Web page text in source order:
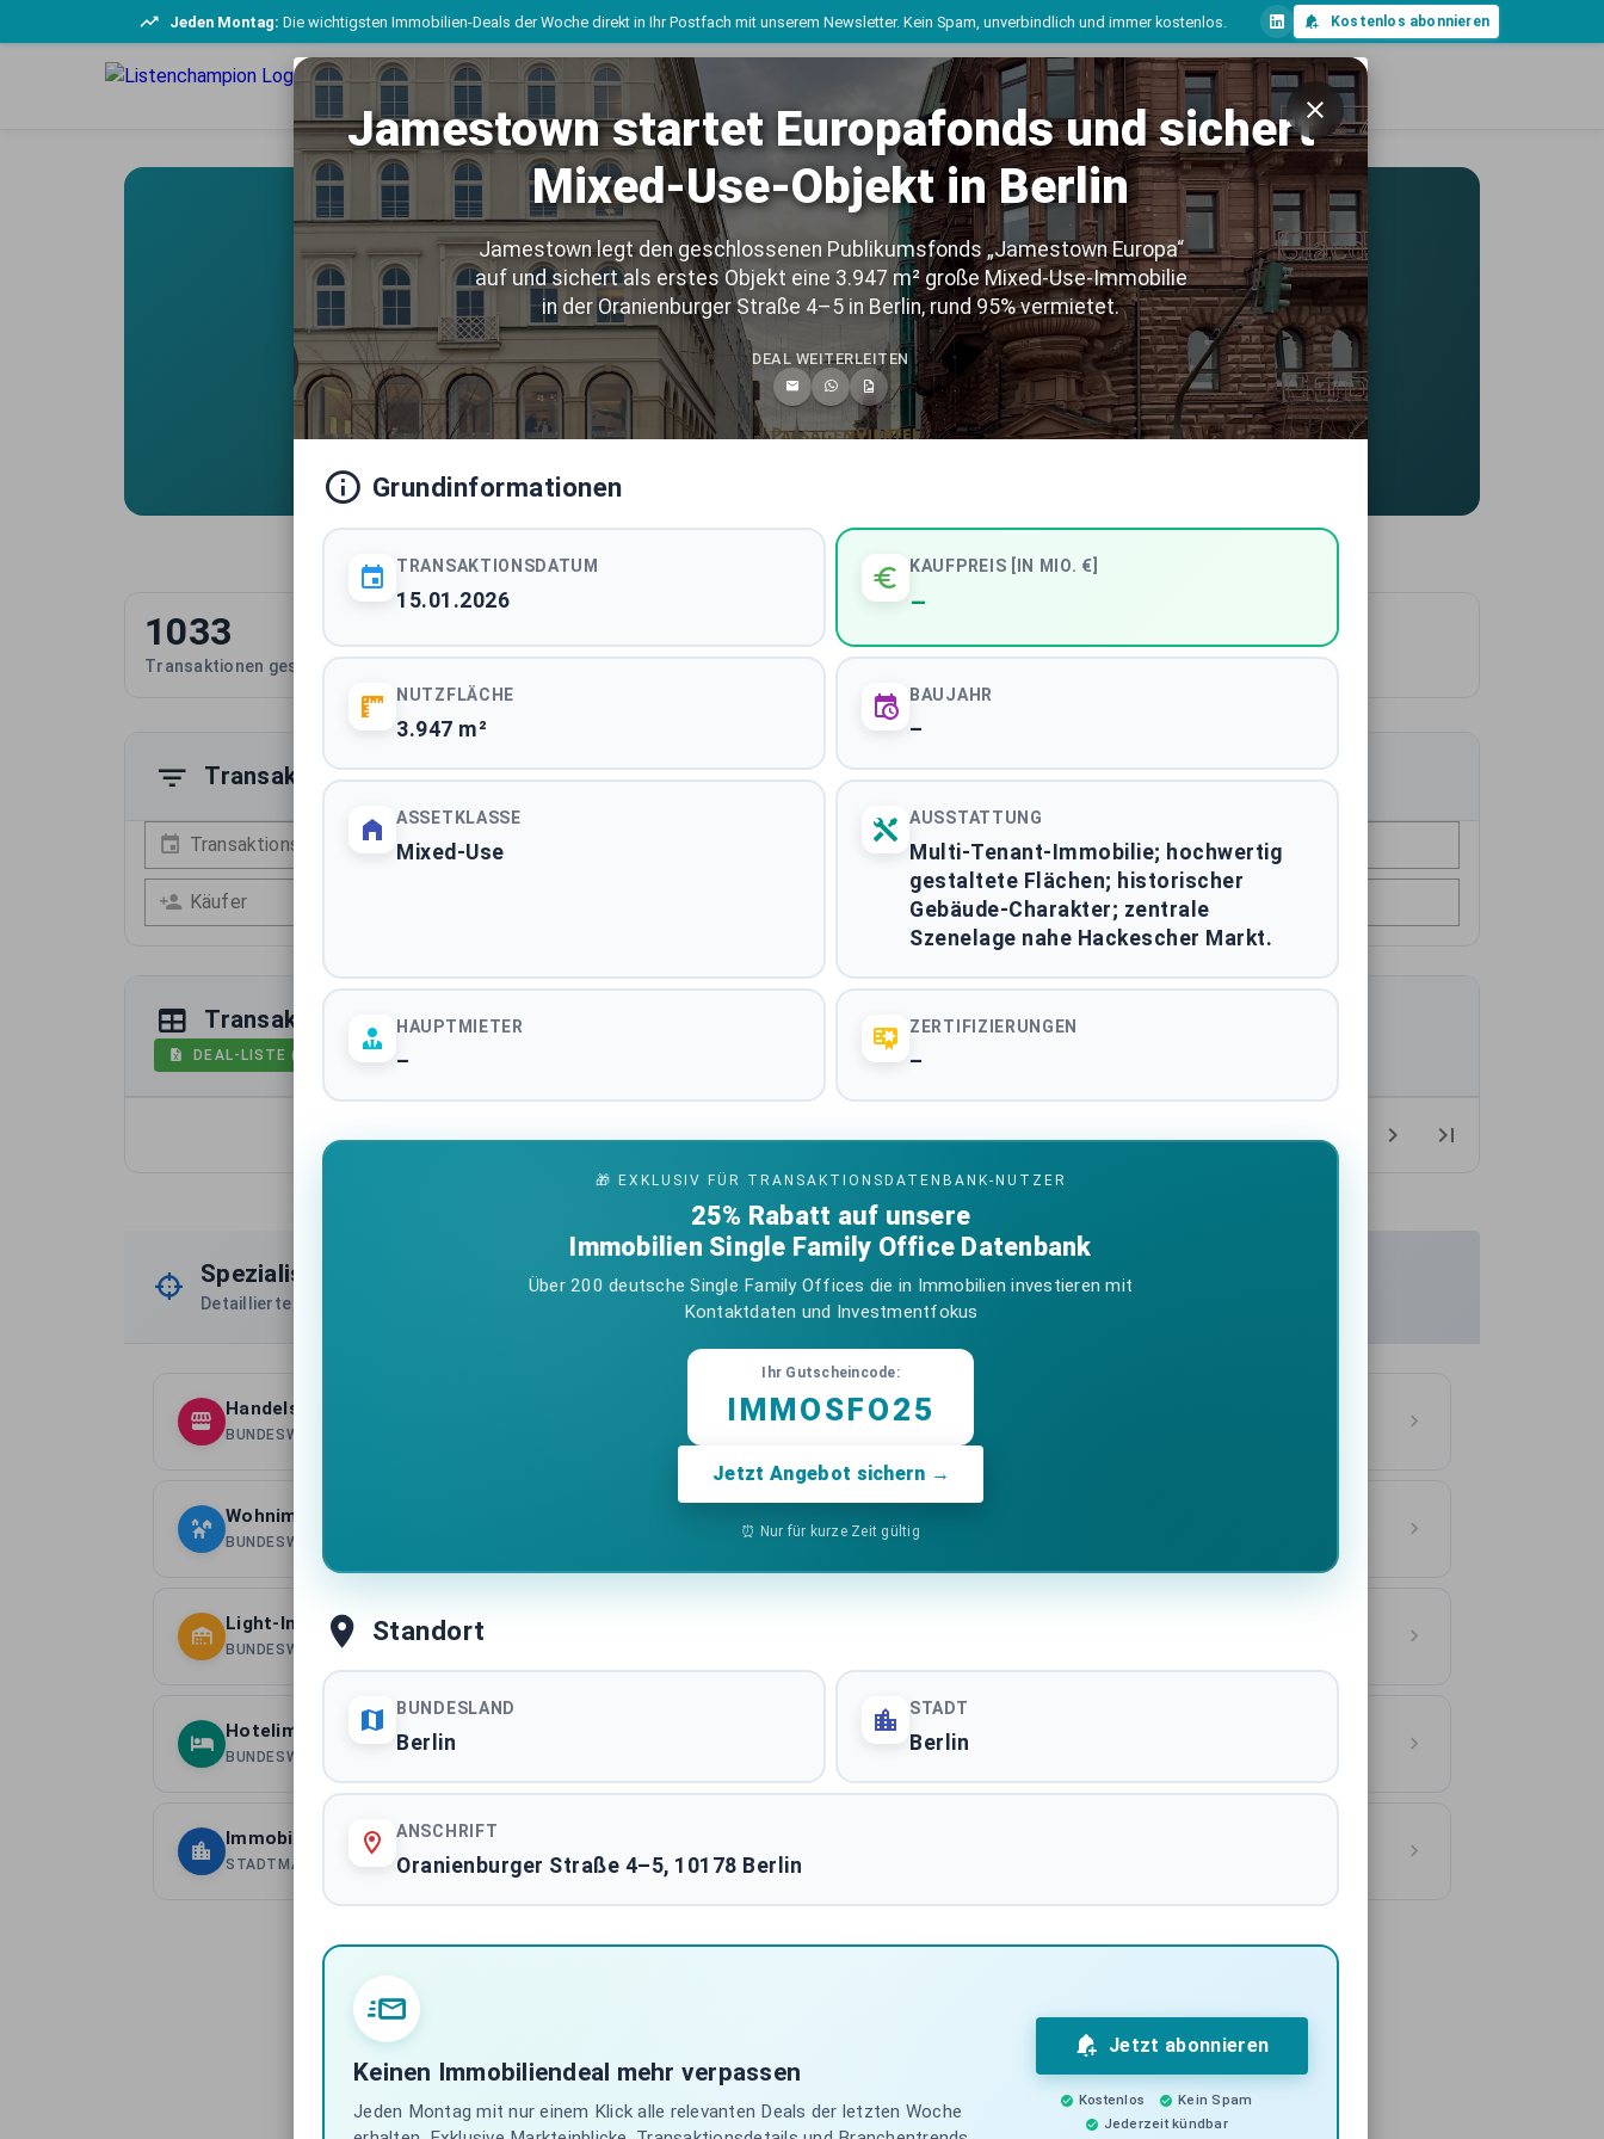
Jeden Montag: Die wichtigsten Immobilien-Deals der Woche direkt in Ihr Postfach mit unserem Newsletter. Kein Spam, unverbindlich und immer kostenlos. Kostenlos abonnieren
Deutschlands führende
Immobilientransaktions-Datenbank
Exklusive Einblicke in die wichtigsten Immobiliendeals ab 2025. Umfassend recherchiert
vom erfahrenen Listenchampion.de Team, täglich aktualisiert, kostenlos zugänglich.
1033 430+ 641+
1033
Transaktionen gesamt
430
Städte
Transaktionen filtern
Transaktionsdatum Bundesland Stadt
Käufer Ausstattung Baujahr
Transaktionsdaten
DEAL-LISTE (AUSWAHL MIT 1033 EINTRÄGEN) ANFORDERN DEAL-UPDATES ABONNIEREN
10
Spezialisierte Marktberichte
Detaillierte Analysen nach Assetklassen und Regionen
Handelsimmobilien Deutschland
BUNDESWEITE ASSETKLASSE
Büroimmobilien Deutschland
BUNDESWEITE ASSETKLASSE
Wohnimmobilien Deutschland
BUNDESWEITE ASSETKLASSE BUNDESWEITE ASSETKLASSE
Light-Industrial Immobilien Deutschland
BUNDESWEITE ASSETKLASSE
Hotelimmobilien Deutschland
BUNDESWEITE ASSETKLASSE
Pflegeimmobilien Deutschland
Immobilientransaktionen Berlin
STADTMARKT
Jamestown startet Europafonds und sichert
Mixed-Use-Objekt in Berlin
Jamestown legt den geschlossenen Publikumsfonds „Jamestown Europa“
auf und sichert als erstes Objekt eine 3.947 m² große Mixed-Use-Immobilie
in der Oranienburger Straße 4–5 in Berlin, rund 95% vermietet.
DEAL WEITERLEITEN
Grundinformationen
TRANSAKTIONSDATUM
15.01.2026
KAUFPREIS [IN MIO. €]
–
NUTZFLÄCHE
3.947 m²
BAUJAHR
–
ASSETKLASSE
Mixed-Use
AUSSTATTUNG
Multi-Tenant-Immobilie; hochwertig
gestaltete Flächen; historischer
Gebäude-Charakter; zentrale
Szenelage nahe Hackescher Markt.
HAUPTMIETER
–
ZERTIFIZIERUNGEN
–
🎁 EXKLUSIV FÜR TRANSAKTIONSDATENBANK-NUTZER
25% Rabatt auf unsere
Immobilien Single Family Office Datenbank
Über 200 deutsche Single Family Offices die in Immobilien investieren mit
Kontaktdaten und Investmentfokus
Ihr Gutscheincode:
IMMOSFO25
Jetzt Angebot sichern →
⏰ Nur für kurze Zeit gültig
Standort
BUNDESLAND
Berlin
STADT
Berlin
ANSCHRIFT
Oranienburger Straße 4–5, 10178 Berlin
Keinen Immobiliendeal mehr verpassen
Jeden Montag mit nur einem Klick alle relevanten Deals der letzten Woche
Jetzt abonnieren
Kostenlos
Kein Spam
Jederzeit kündbar